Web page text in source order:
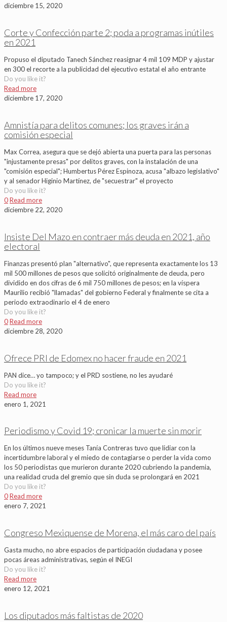
diciembre 15, 2020
Corte y Confección parte 2; poda a programas inútiles
en 2021
Propuso el diputado Tanech Sánchez reasignar 4 mil 109 MDP y ajustar
en 300 el recorte a la publicidad del ejecutivo estatal el año entrante
Do you like it?
Read more
diciembre 17, 2020
Amnistía para delitos comunes; los graves irán a
comisión especial
Max Correa, asegura que se dejó abierta una puerta para las personas
"injustamente presas" por delitos graves, con la instalación de una
"comisión especial"; Humbertus Pérez Espinoza, acusa "albazo legislativo"
y al senador Higinio Martínez, de "secuestrar" el proyecto
Do you like it?
0Read more
diciembre 22, 2020
Insiste Del Mazo en contraer más deuda en 2021, año
electoral
Finanzas presentó plan "alternativo", que representa exactamente los 13
mil 500 millones de pesos que solicitó originalmente de deuda, pero
dividido en dos cifras de 6 mil 750 millones de pesos; en la víspera
Maurilio recibió "llamadas" del gobierno Federal y finalmente se cita a
periodo extraodinario el 4 de enero
Do you like it?
0Read more
diciembre 28, 2020
Ofrece PRI de Edomex no hacer fraude en 2021
PAN dice… yo tampoco; y el PRD sostiene, no les ayudaré
Do you like it?
Read more
enero 1, 2021
Periodismo y Covid 19; cronicar la muerte sin morir
En los últimos nueve meses Tanía Contreras tuvo que lidiar con la
incertidumbre laboral y el miedo de contagiarse o perder la vida como
los 50 periodistas que murieron durante 2020 cubriendo la pandemia,
una realidad cruda del gremio que sin duda se prolongará en 2021
Do you like it?
0Read more
enero 7, 2021
Congreso Mexiquense de Morena, el más caro del país
Gasta mucho, no abre espacios de participación ciudadana y posee
pocas áreas administrativas, según el INEGI
Do you like it?
Read more
enero 12, 2021
Los diputados más faltistas de 2020